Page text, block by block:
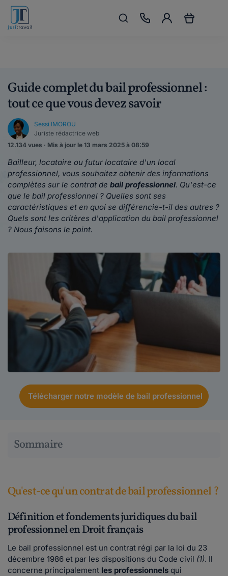
Guide complet du bail professionnel :
tout ce que vous devez savoir
Sessi IMOROU
Juriste rédactrice web
12.134 vues · Mis à jour le 13 mars 2025 à 08:59
Bailleur, locataire ou futur locataire d'un local
professionnel, vous souhaitez obtenir des informations
complètes sur le contrat de bail professionnel. Qu'est-ce
que le bail professionnel ? Quelles sont ses
caractéristiques et en quoi se différencie-t-il des autres ?
Quels sont les critères d'application du bail professionnel
? Nous faisons le point.
Télécharger notre modèle de bail professionnel
Sommaire
Qu'est-ce qu'un contrat de bail professionnel ?
Définition et fondements juridiques du bail
professionnel en Droit français
Le bail professionnel est un contrat régi par la loi du 23
décembre 1986 et par les dispositions du Code civil (1). Il
concerne principalement les professionnels qui